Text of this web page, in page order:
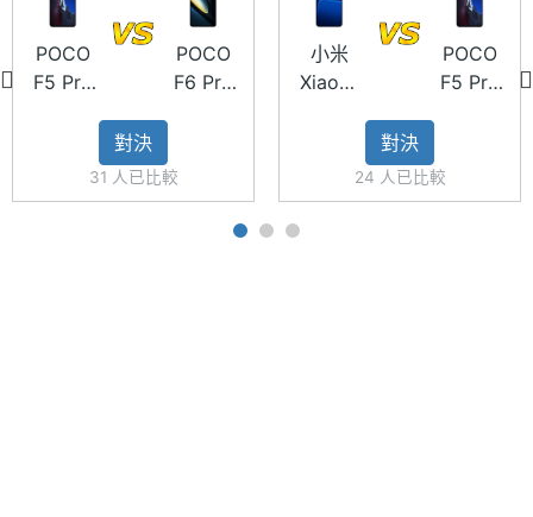
6,400 萬畫素主相機 + 800 萬畫素 120 度超廣角鏡頭
+ 200 萬畫素微距鏡頭，支援 OIS 光學防手震、EIS
P3 寬廣色域，內建膠卷濾鏡相機，讓你輕鬆拍出復古
相片。前置 1,600 萬畫素自拍鏡頭，支援 AI 臉部辨識
電池容
量
5160 mAh
6.67 inch
3200x1400 pixels
POCO
F5 Pro
POCO
F6 Pro
對決
31 人已比較
小米
Xiaomi
POCO
F5 Pro
對決
24 人已比較